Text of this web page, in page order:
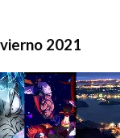
2021